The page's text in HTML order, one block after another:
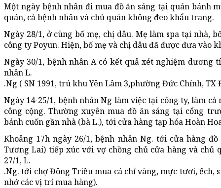
Một ngày bệnh nhân đi mua đồ ăn sáng tại quán bánh
quán, cả bệnh nhân và chủ quán không đeo khẩu trang.
Ngày 28/1, ở cùng bố mẹ, chị dâu. Mẹ làm spa tại nhà,
công ty Poyun. Hiện, bố mẹ và chị dâu đã được đưa vào
Ngày 30/1, bệnh nhân A có kết quả xét nghiệm dương
nhân L.
.Ng ( SN 1991, trú khu Yên Lâm 3,phường Đức Chính, TX
Ngày 14-25/1, bệnh nhân Ng làm việc tại công ty, làm
công cộng. Thường xuyên mua đồ ăn sáng tại cổng
bánh cuốn gần nhà (bà L.), tới cửa hàng tạp hóa Hoàn
Khoảng 17h ngày 26/1, bệnh nhân Ng. tới cửa hàng
Tương Lai) tiếp xúc với vợ chồng chủ cửa hàng và chủ
27/1, L.
.Ng. tới chợ Đông Triều mua cá chỉ vàng, mực tươi,
nhớ các vị trí mua hàng).